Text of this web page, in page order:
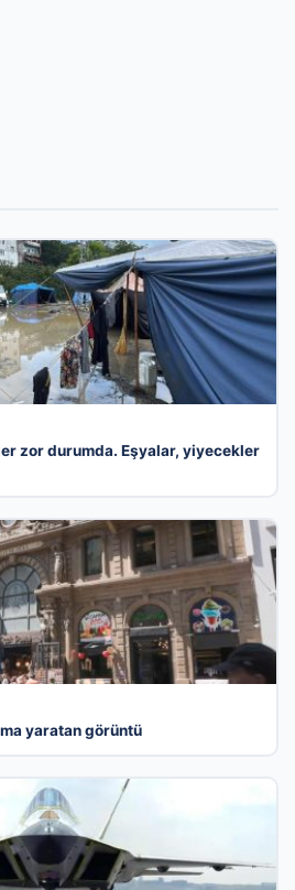
zor durumda. Eşyalar, yiyecekler
yaratan görüntü